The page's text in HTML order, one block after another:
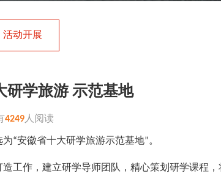
活动开展
研学旅游 示范基地
4249人阅读
为“安徽省十大研学旅游示范基地”。
工作，建立研学导师团队，精心策划研学课程